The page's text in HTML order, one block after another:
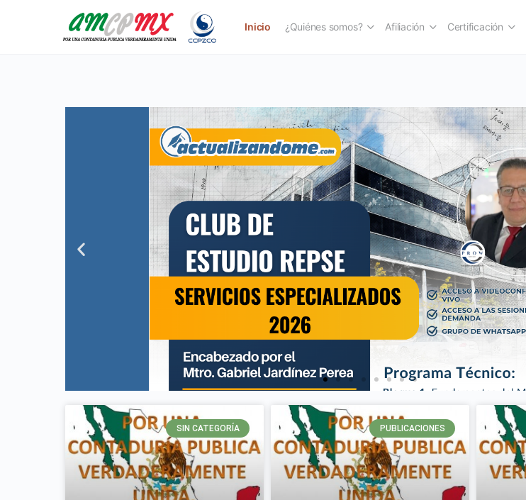
Inicio ¿Quiénes somos? Afiliación Certificación
SIN CATEGORÍA PUBLICACIONES